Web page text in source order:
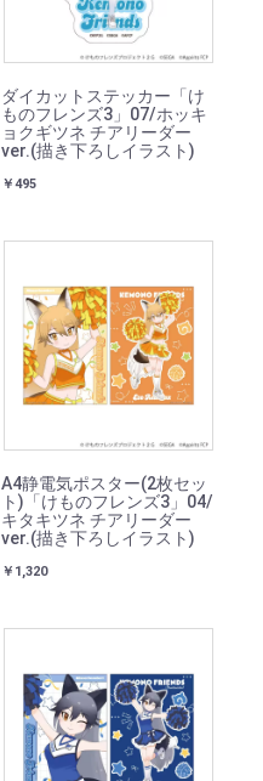
ダイカットステッカー「け
ものフレンズ3」07/ホッキ
ョクギツネ チアリーダー
ver.(描き下ろしイラスト)
￥495
A4静電気ポスター(2枚セッ
ト)「けものフレンズ3」04/
キタキツネ チアリーダー
ver.(描き下ろしイラスト)
￥1,320